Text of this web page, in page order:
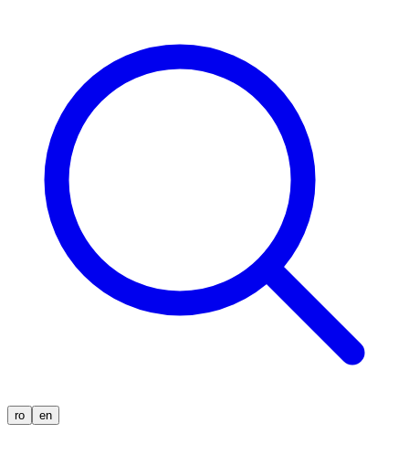
ro en